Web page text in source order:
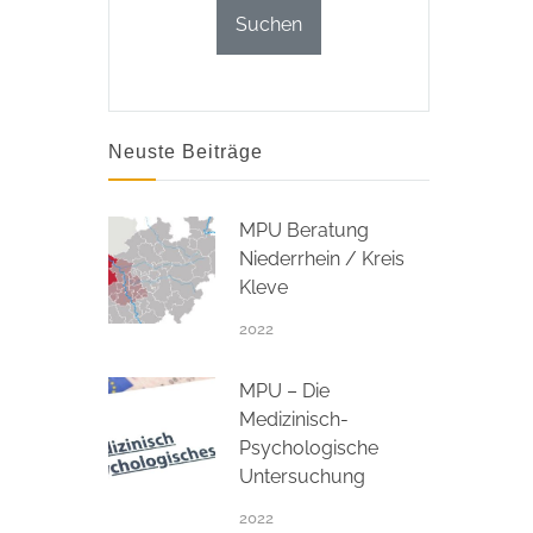
Neuste Beiträge
MPU Beratung
Niederrhein / Kreis
Kleve
2022
MPU – Die
Medizinisch-
Psychologische
Untersuchung
2022